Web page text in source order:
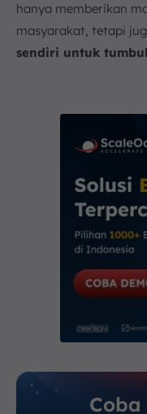
hanya memberikan
masyarakat, tetapi
sendiri untuk
Coba